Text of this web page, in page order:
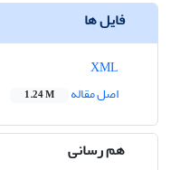
فایل ها
اصل مقاله
1.24 M
هم رسانی